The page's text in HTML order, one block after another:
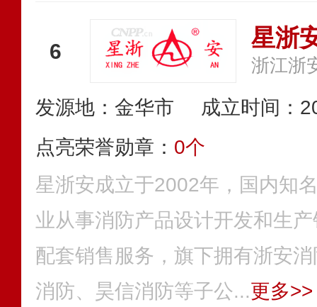
6 星浙
浙江浙
发源地：金华市
成立时间：
点亮荣誉勋章： 0个
星浙安成立于2002年，国内知
业从事消防产品设计开发和生
配套销售服务，旗下拥有浙安
消防、昊信消防等子公...更多>>